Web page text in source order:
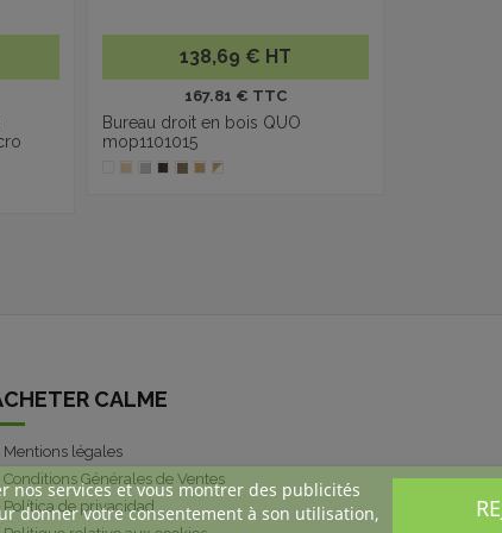
138,69 € HT
167.81 € TTC
Bureau droit en bois QUO
mop1101015
CALME
Mentions légales
Conditions Générales de Ventes
Política de privacidad
nos services et vous montrer des publicités
donner votre consentement à son utilisation,